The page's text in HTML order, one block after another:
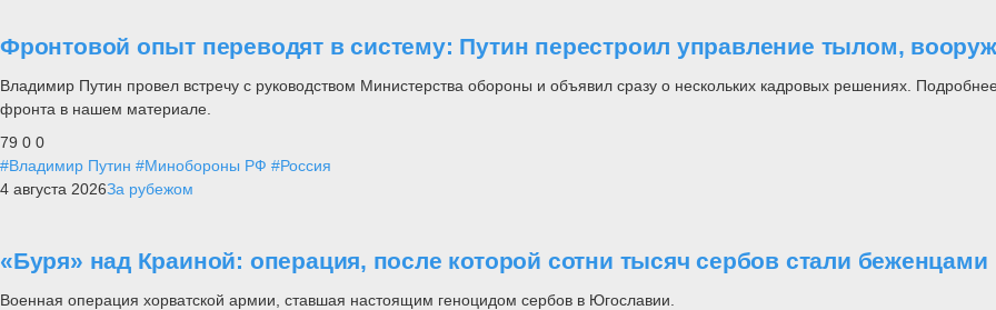
Фронтовой опыт переводят в систему: Путин перестроил управление тылом,
Владимир Путин провел встречу с руководством Министерства обороны и объявил сразу о нескольких кадровых решениях.
фронта в нашем материале.
79 0 0
#Владимир Путин #Минобороны РФ #Россия
4 августа 2026За рубежом
«Буря» над Краиной: операция, после которой сотни тысяч сербов стали беженцами
Военная операция хорватской армии, ставшая настоящим геноцидом сербов в Югославии.